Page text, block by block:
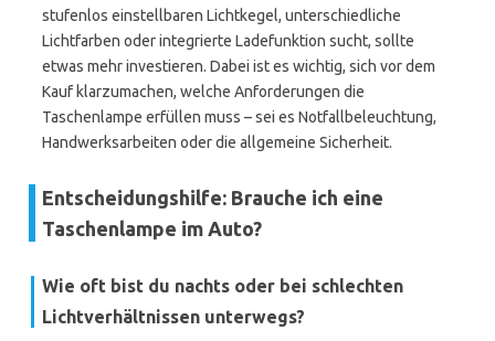
stufenlos einstellbaren Lichtkegel, unterschiedliche
Lichtfarben oder integrierte Ladefunktion sucht, sollte
etwas mehr investieren. Dabei ist es wichtig, sich vor dem
Kauf klarzumachen, welche Anforderungen die
Taschenlampe erfüllen muss – sei es Notfallbeleuchtung,
Handwerksarbeiten oder die allgemeine Sicherheit.
Entscheidungshilfe: Brauche ich eine
Taschenlampe im Auto?
Wie oft bist du nachts oder bei schlechten
Lichtverhältnissen unterwegs?